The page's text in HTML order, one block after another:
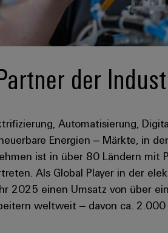
der
Automatisierung,
Energien – Märkte, in
ist in über 80 Ländern mit
Als Global Player in der
2025 einen Umsatz von über
weltweit – davon ca.